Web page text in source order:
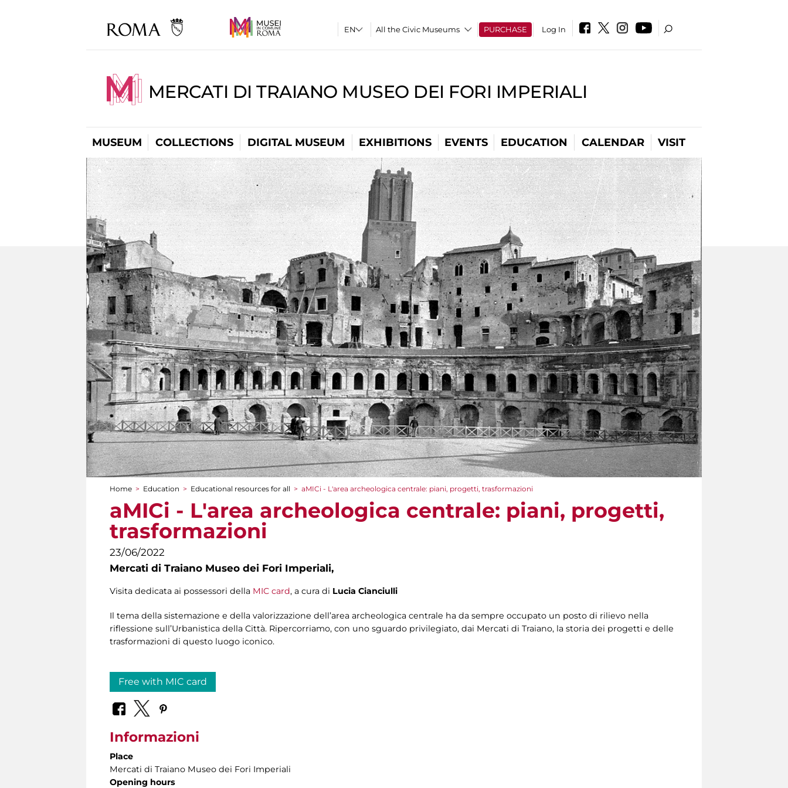
All the Civic Museums PURCHASE Log In
MERCATI DI TRAIANO MUSEO DEI FORI IMPERIALI
MUSEUM COLLECTIONS DIGITAL MUSEUM EXHIBITIONS EVENTS EDUCATION CALENDAR VISIT
You are here
Home > Education > Educational resources for all > aMICi - L'area archeologica centrale: piani, progetti, trasformazioni
aMICi - L'area archeologica centrale: piani, progetti,
trasformazioni
23/06/2022
Mercati di Traiano Museo dei Fori Imperiali,
Visita dedicata ai possessori della MIC card, a cura di Lucia Cianciulli
Il tema della sistemazione e della valorizzazione dell’area archeologica centrale ha da sempre occupato un posto di rilievo nella
riflessione sull’Urbanistica della Città. Ripercorriamo, con uno sguardo privilegiato, dai Mercati di Traiano, la storia dei progetti e delle
trasformazioni di questo luogo iconico.
Free with MIC card
Informazioni
Place
Mercati di Traiano Museo dei Fori Imperiali
Opening hours